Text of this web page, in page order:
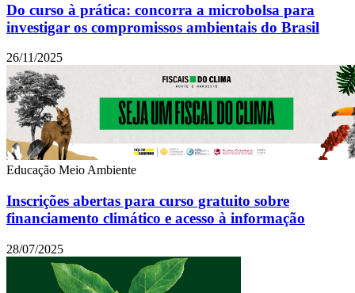
Do curso à prática: concorra a microbolsa para
investigar os compromissos ambientais do Brasil
26/11/2025
Educação Meio Ambiente
Inscrições abertas para curso gratuito sobre
financiamento climático e acesso à informação
28/07/2025